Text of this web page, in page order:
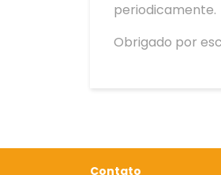
periodicamente.
Obrigado por
Contato